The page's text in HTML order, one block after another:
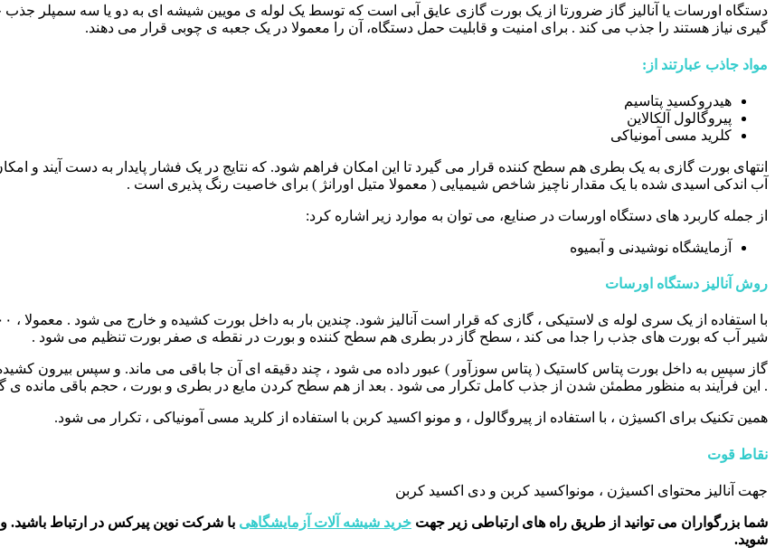
دستگاه اورسات یا آنالیز گاز ضرورتا از یک بورت گازی عایق آبی است که توسط یک لوله ی مویین شیشه ای به دو یا سه سمپلر
گیری نیاز هستند را جذب می کند . برای امنیت و قابلیت حمل دستگاه، آن را معمولا در یک جعبه ی چوبی قرار می دهند.
مواد جاذب عبارتند از:
هیدروکسید پتاسیم
پیروگالول آلکالاین
کلرید مسی آمونیاکی
انتهای بورت گازی به یک بطری هم سطح کننده قرار می گیرد تا این امکان فراهم شود. که نتایج در یک فشار پایدار به دست آیند و
آب اندکی اسیدی شده با یک مقدار ناچیز شاخص شیمیایی ( معمولا متیل اورانژ ) برای خاصیت رنگ پذیری است .
از جمله کاربرد های دستگاه اورسات در صنایع، می توان به موارد زیر اشاره کرد:
آزمایشگاه نوشیدنی و آبمیوه
روش آنالیز دستگاه اورسات
شیر آب که بورت های جذب را جدا می کند ، سطح گاز در بطری هم سطح کننده و بورت در نقطه ی صفر بورت تنظیم می شود .
گاز سپس به داخل بورت پتاس کاستیک ( پتاس سوزآور ) عبور داده می شود ، چند دقیقه ای آن جا باقی می ماند. و سپس بیرون
. این فرآیند به منظور مطمئن شدن از جذب کامل تکرار می شود . بعد از هم سطح کردن مایع در بطری و بورت ، حجم باقی
همین تکنیک برای اکسیژن ، با استفاده از پیروگالول ، و مونو اکسید کربن با استفاده از کلرید مسی آمونیاکی ، تکرار می شود.
نقاط قوت
جهت آنالیز محتوای اکسیژن ، مونواکسید کربن و دی اکسید کربن
شما بزرگواران می توانید از طریق راه های ارتباطی زیر جهت خرید شیشه آلات آزمایشگاهی با شرکت نوین پیرکس در ارتباط باشید.
شوید.